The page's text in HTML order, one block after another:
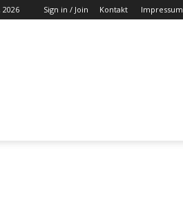
2026 Sign in / Join Kontakt Impressum